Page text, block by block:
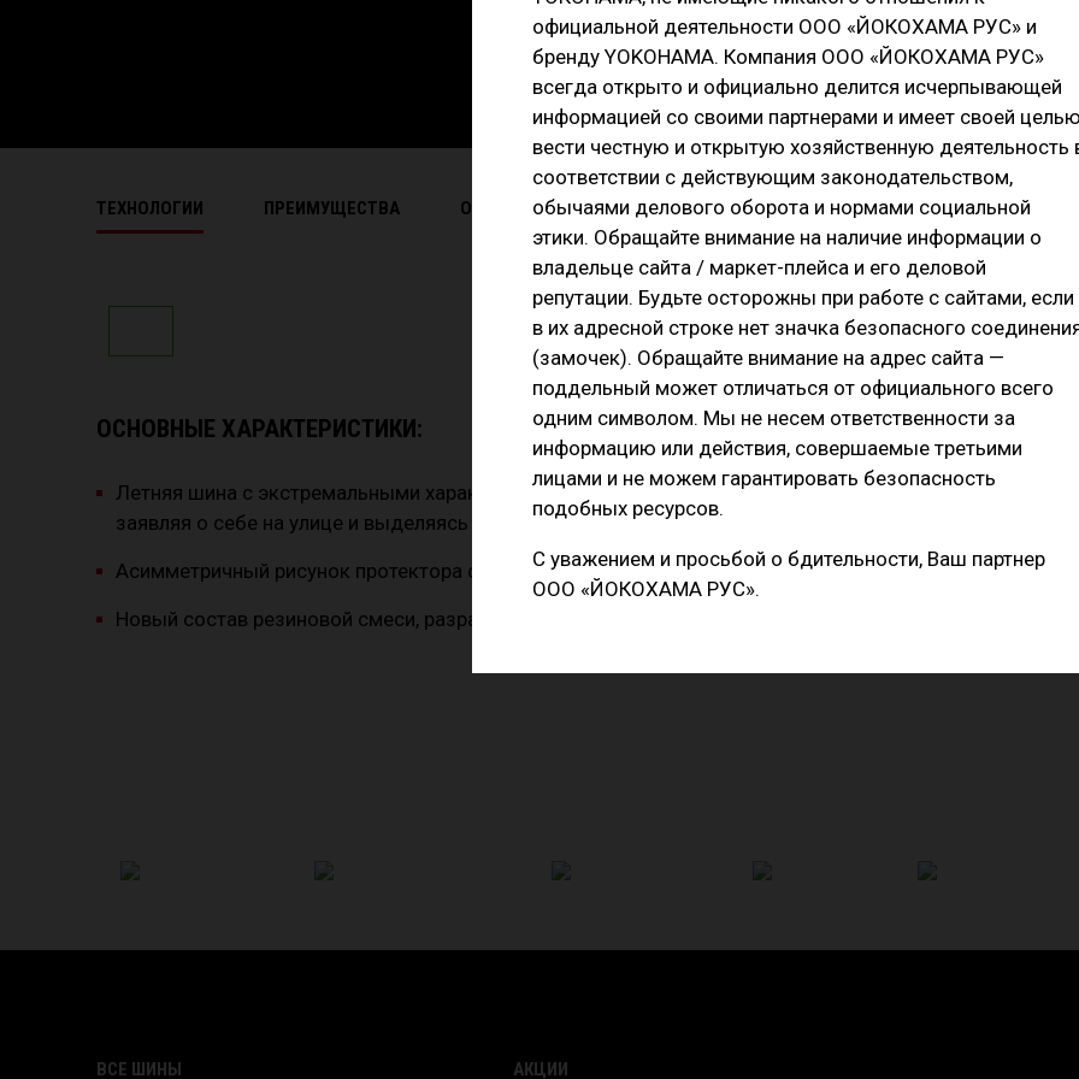
ТЕХНОЛОГИИ ПРЕИМУЩЕСТВА ОСНОВНЫЕ ХАРАКТЕРИСТИКИ ДОСТУПНЫЕ ТИПОРАЗМЕРЫ
ОСНОВНЫЕ ХАРАКТЕРИСТИКИ:
Летняя шина с экстремальными характеристиками. Обеспечивает невероятный уровень сцепления с
заявляя о себе на улице и выделяясь на трассе.
Асимметричный рисунок протектора с усиленными плечевыми зонами
Новый состав резиновой смеси, разработанный специально для A052
ВСЕ ШИНЫ АКЦИИ
официальной деятельности ООО «ЙОКОХАМА РУС» и
бренду YOKOHAMA. Компания ООО «ЙОКОХАМА РУС»
всегда открыто и официально делится исчерпывающей
информацией со своими партнерами и имеет своей целью
вести честную и открытую хозяйственную деятельность
соответствии с действующим законодательством,
обычаями делового оборота и нормами социальной
этики. Обращайте внимание на наличие информации о
владельце сайта / маркет-плейса и его деловой
репутации. Будьте осторожны при работе с сайтами, если
в их адресной строке нет значка безопасного
(замочек). Обращайте внимание на адрес сайта —
поддельный может отличаться от официального всего
одним символом. Мы не несем ответственности за
информацию или действия, совершаемые третьими
лицами и не можем гарантировать безопасность
подобных ресурсов.
С уважением и просьбой о бдительности, Ваш партнер
ООО «ЙОКОХАМА РУС».